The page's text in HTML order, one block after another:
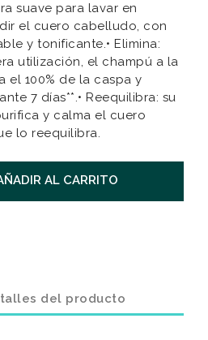
suave para lavar en
el cuero cabelludo, con
y tonificante.• Elimina:
utilización, el champú a la
el 100% de la caspa y
7 días**.• Reequilibra: su
y calma el cuero
lo reequilibra.
AL CARRITO
del producto